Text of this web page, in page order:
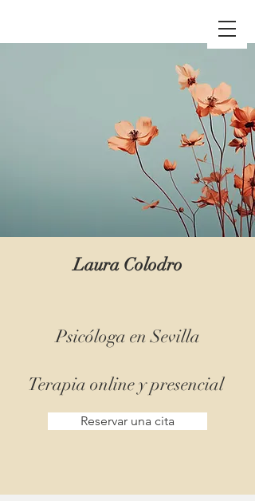
Laura Colodro
Psicóloga en Sevilla
Terapia online y presencial
Reservar una cita